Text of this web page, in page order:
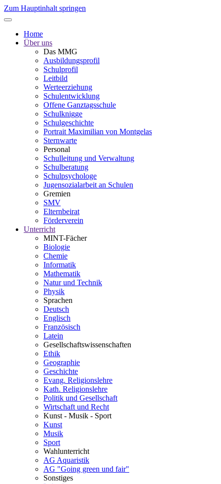
Zum Hauptinhalt springen
Home
Über uns
Das MMG
Ausbildungsprofil
Schulprofil
Leitbild
Werteerziehung
Schulentwicklung
Offene Ganztagsschule
Schulknigge
Schulgeschichte
Portrait Maximilian von Montgelas
Sternwarte
Personal
Schulleitung und Verwaltung
Schulberatung
Schulpsychologe
Jugensozialarbeit an Schulen
Gremien
SMV
Elternbeirat
Förderverein
Unterricht
MINT-Fächer
Biologie
Chemie
Informatik
Mathematik
Natur und Technik
Physik
Sprachen
Deutsch
Englisch
Französisch
Latein
Gesellschaftswissenschaften
Ethik
Geographie
Geschichte
Evang. Religionslehre
Kath. Religionslehre
Politik und Gesellschaft
Wirtschaft und Recht
Kunst - Musik - Sport
Kunst
Musik
Sport
Wahlunterricht
AG Aquaristik
AG "Going green und fair"
Sonstiges